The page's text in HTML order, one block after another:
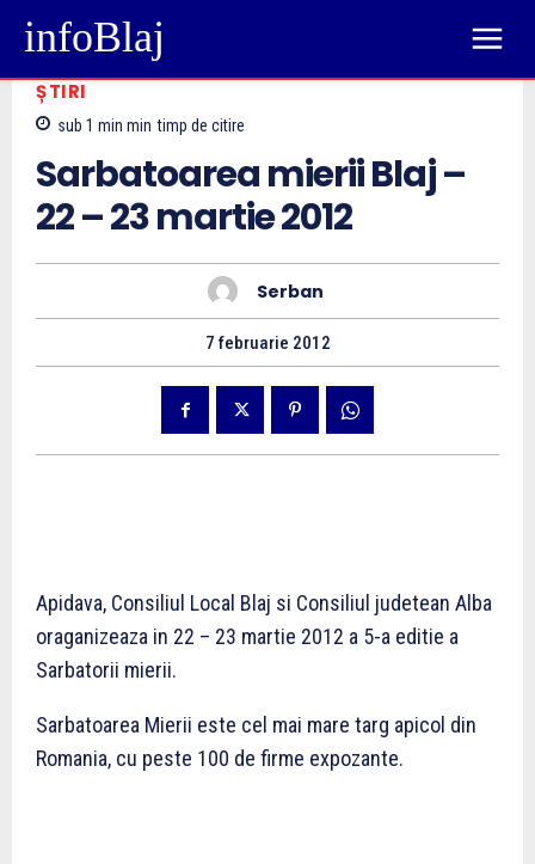
infoBlaj
ȘTIRI
sub 1 min min timp de citire
Sarbatoarea mierii Blaj –
22 – 23 martie 2012
Serban
7 februarie 2012
Apidava, Consiliul Local Blaj si Consiliul judetean Alba
oraganizeaza in 22 – 23 martie 2012 a 5-a editie a
Sarbatorii mierii.
Sarbatoarea Mierii este cel mai mare targ apicol din
Romania, cu peste 100 de firme expozante.